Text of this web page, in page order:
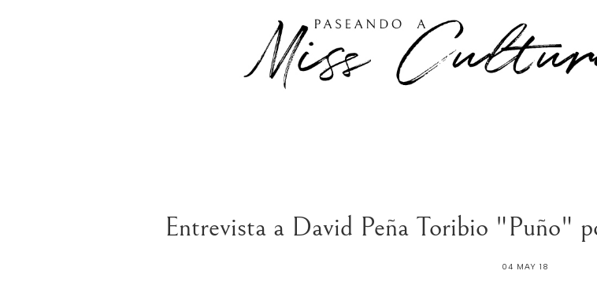
Entrevista a David Peña Toribio "Puño"
04 MAY 18